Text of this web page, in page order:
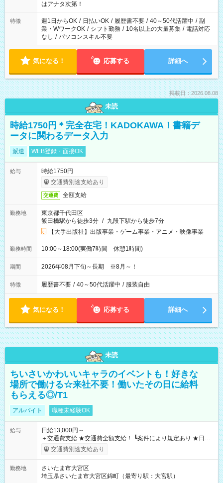
はアナタ次第！
特徴 週1日からOK / 日払いOK / 履歴書不要 / 40～50代活躍中 / 副
業・WワークOK / シフト勤務 / 10名以上の大量募集 / 電話対応
なし / パソコンスキル不要
気になる！ 応募する 詳細へ
掲載日：2026.08.08
未読
時給1750円＊完全在宅！KADOKAWA！書籍デ
ータに関わるデータ入力
派遣 WEB登録・面接OK
給与
時給1750円
交通費別途支給あり
交通費 全額支給
勤務地
東京都千代田区
飯田橋駅から徒歩3分 / 九段下駅から徒歩7分
【大手出版社】出版事業・ゲーム事業・アニメ・映像事業
勤務時間 10:00～18:00(実働7時間 休憩1時間)
期間 2026年08月下旬～長期 ※8月～！
特徴 履歴書不要 / 40～50代活躍中 / 服装自由
気になる！ 応募する 詳細へ
未読
ちいさいかわいいキャラのイベントも！好きな
場所で働ける☆来社不要！働いたその日に給料
もらえる◎/T1
アルバイト 職種未経験OK
給与
日給13,000円～
＋交通費支給 ★交通費全額支給！ ┗案件により規定あり ★日払
いOK！（規定あり） ┗働いたその日に現金GET♪ お仕事後はコ
ンビニATMから 日払い分を引き落とせます！ 【試用期間】試
交通費別途支給あり
勤務地
さいたま市大宮区
埼玉県さいたま市大宮区錦町（最寄り駅：大宮駅）